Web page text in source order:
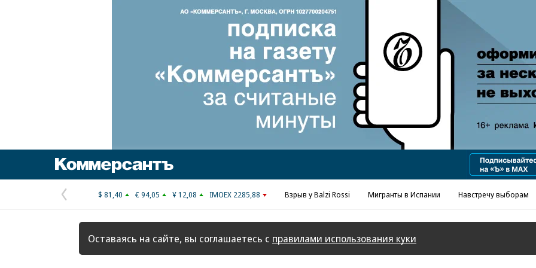
Реклама в «Ъ» www.kommersant.ru/ad
Предыдущая
страница
$ 81,40 € 94,05 ¥ 12,08 IMOEX 2285,88 Взрыв у Balzi Rossi Мигранты в Испании Навстречу выборам
Оставаясь на сайте, вы соглашаетесь с правилами использования куки